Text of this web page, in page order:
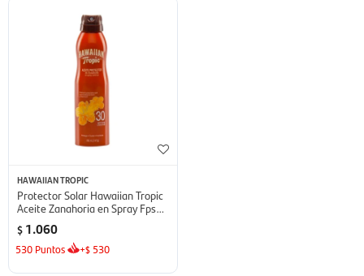
HAWAIIAN TROPIC
Protector Solar Hawaiian Tropic
Aceite Zanahoria en Spray Fps
$ 1.060
530 Puntos +$ 530